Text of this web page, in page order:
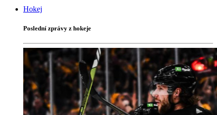
Hokej
Poslední zprávy z hokeje